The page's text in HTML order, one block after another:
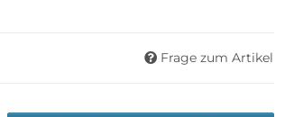
Frage zum Artikel